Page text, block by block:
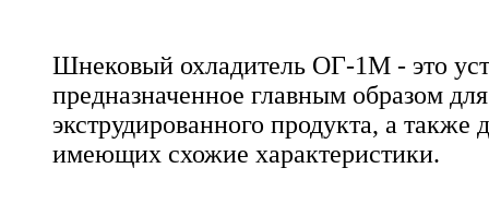
Шнековый охладитель ОГ-1М - это
предназначенное главным образом
экструдированного продукта, а также
имеющих схожие характеристики.